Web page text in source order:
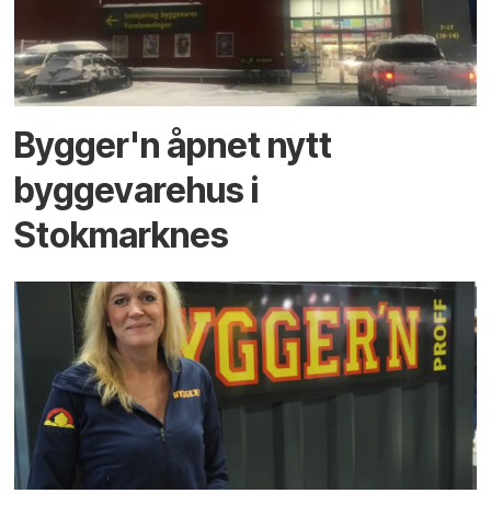
Bygger'n åpnet nytt
byggevarehus i
Stokmarknes